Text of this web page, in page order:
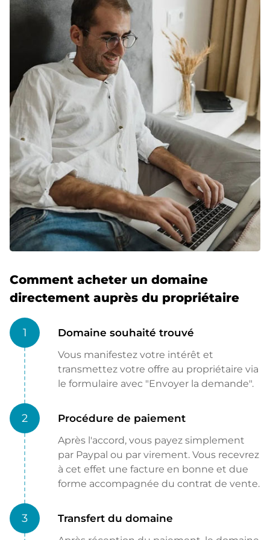
Comment acheter un domaine
directement auprès du propriétaire
1 Domaine souhaité trouvé
Vous manifestez votre intérêt et
transmettez votre offre au propriétaire via
le formulaire avec "Envoyer la demande".
2 Procédure de paiement
Après l'accord, vous payez simplement
par Paypal ou par virement. Vous recevrez
à cet effet une facture en bonne et due
forme accompagnée du contrat de vente.
3 Transfert du domaine